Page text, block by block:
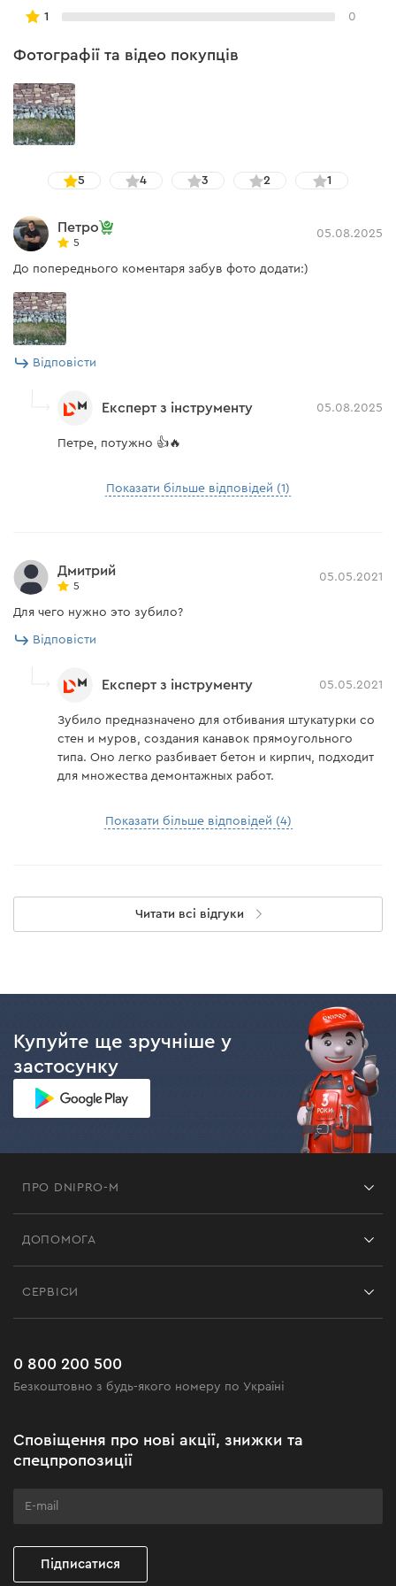
1 0
Фотографії та відео покупців
5 4 3 2 1
Петро
5
05.08.2025
До попереднього коментаря забув фото додати:)
Відповісти
Експерт з інструменту 05.08.2025
Петре, потужно 👍🔥
Показати більше відповідей (1)
Дмитрий
5
05.05.2021
Для чего нужно это зубило?
Відповісти
Експерт з інструменту 05.05.2021
Зубило предназначено для отбивания штукатурки со
стен и муров, создания канавок прямоугольного
типа. Оно легко разбивает бетон и кирпич, подходит
для множества демонтажных работ.
Показати більше відповідей (4)
Читати всі відгуки
Купуйте ще зручніше у
застосунку
ПРО DNIPRO-M
Чорна п'ятниця
Клуб майстерності
ДОПОМОГА
Поширені запитання
СЕРВІСИ
0 800 200 500
Безкоштовно з будь-якого номеру по Україні
Сповіщення про нові акції, знижки та
спецпропозиції
Підписатися